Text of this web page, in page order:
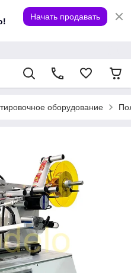
Начать продавать
оборудование